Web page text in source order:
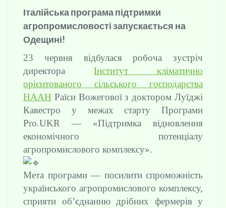
Італійська програма підтримки
агропромисловості запускається на
Одещині!
23 червня відбулася робоча зустріч
директора Інститут кліматично
орієнтованого сільського господарства
НААН Раїси Вожегової з доктором Луїджі
Кавестро у межах старту Програми
Pro.UKR — «Підтримка відновлення
економічного потенціалу
агропромислового комплексу».
Мета програми — посилити спроможність
українського агропромислового комплексу,
сприяти об’єднанню дрібних фермерів у